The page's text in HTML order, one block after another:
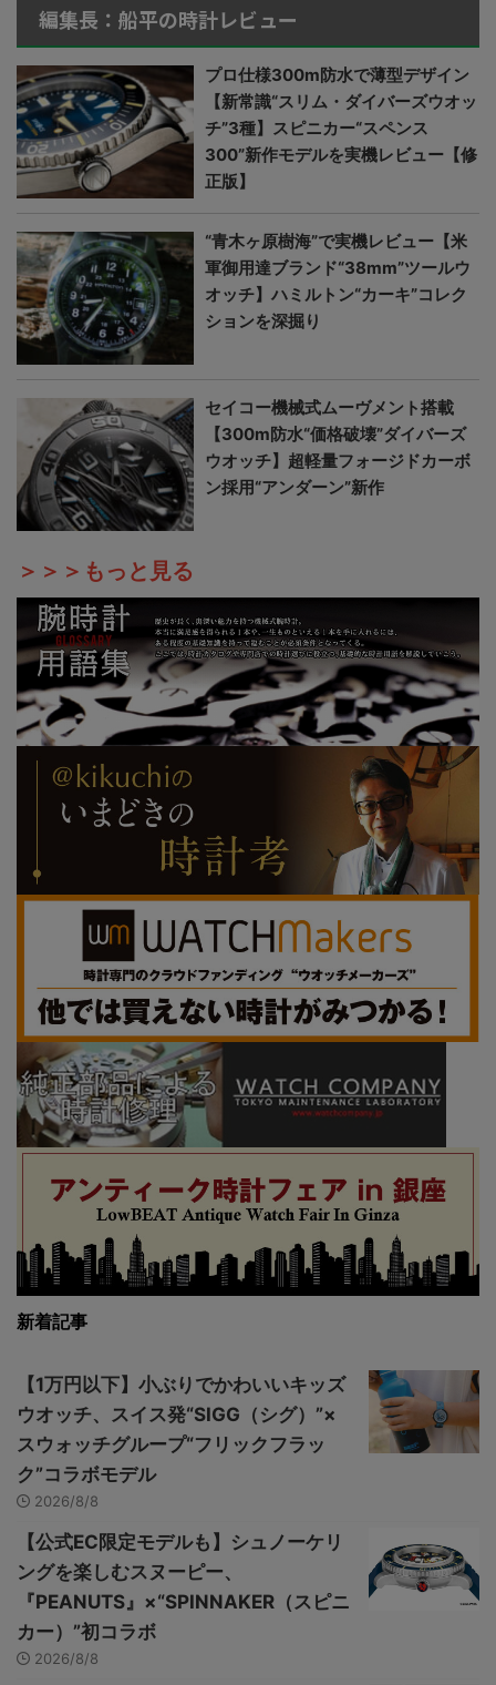
編集長：船平の時計レビュー
プロ仕様300m防水で薄型デザイン
【新常識“スリム・ダイバーズウオッ
チ”3種】スピニカー“スペンス
300”新作モデルを実機レビュー【修
正版】
“青木ヶ原樹海”で実機レビュー【米
軍御用達ブランド“38mm”ツールウ
オッチ】ハミルトン“カーキ”コレク
ションを深掘り
セイコー機械式ムーヴメント搭載
【300m防水“価格破壊”ダイバーズ
ウオッチ】超軽量フォージドカーボ
ン採用“アンダーン”新作
＞＞＞もっと見る
新着記事
【1万円以下】小ぶりでかわいいキッズ
ウオッチ、スイス発“SIGG（シグ）”×
スウォッチグループ“フリックフラッ
ク”コラボモデル
2026/8/8
【公式EC限定モデルも】シュノーケリ
ングを楽しむスヌーピー、
『PEANUTS』×“SPINNAKER（スピニ
カー）”初コラボ
2026/8/8